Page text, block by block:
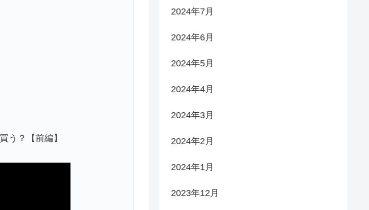
う？【前編】
2024年7月
2024年6月
2024年5月
2024年4月
2024年3月
2024年2月
2024年1月
2023年12月